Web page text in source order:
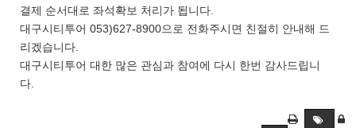
결제 순서대로 좌석확보 처리가 됩니다.
대구시티투어 053)627-8900으로 전화주시면 친절히 안내해 드
리겠습니다.
대구시티투어 대한 많은 관심과 참여에 다시 한번 감사드립니
다.